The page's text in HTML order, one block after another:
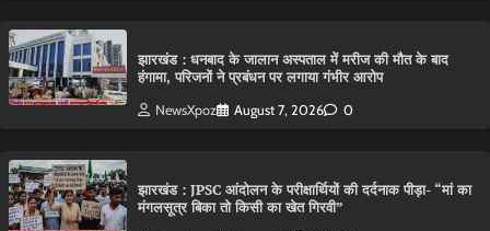
झारखंड : धनबाद के जालान अस्पताल में मरीज की मौत के बाद
हंगामा, परिजनों ने प्रबंधन पर लगाया गंभीर आरोप
NewsXpoz August 7, 2026 0
झारखंड : JPSC आंदोलन के परीक्षार्थियों की दर्दनाक पीड़ा- “मां का
मंगलसूत्र बिका तो किसी का खेत गिरवी”